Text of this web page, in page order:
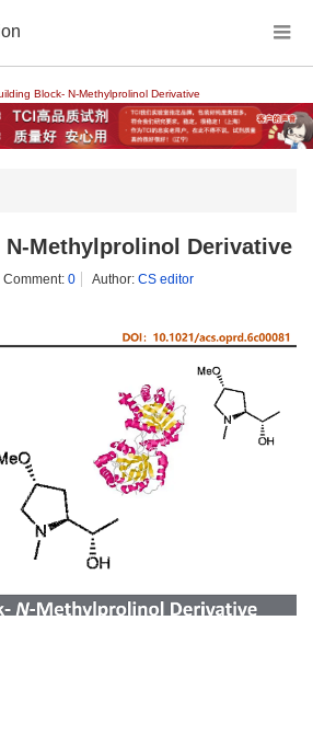
Block- N‑Methylprolinol Derivative
Derivative
Comment: 0 Author: CS editor